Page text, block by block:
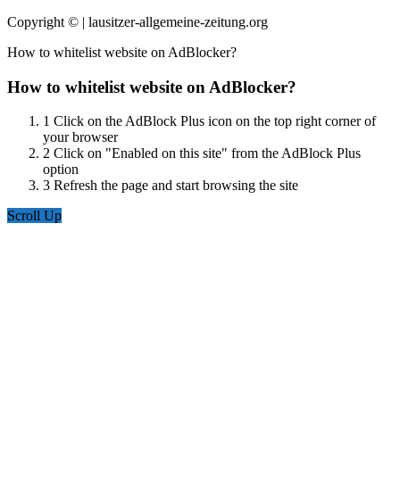
Copyright © | lausitzer-allgemeine-zeitung.org
How to whitelist website on AdBlocker?
How to whitelist website on AdBlocker?
1 Click on the AdBlock Plus icon on the top right corner of
your browser
2 Click on "Enabled on this site" from the AdBlock Plus
option
3 Refresh the page and start browsing the site
Scroll Up